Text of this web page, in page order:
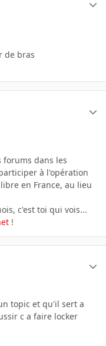
de bras
dans les
à l'opération
en France, au lieu
c'est toi qui vois...
!
topic et qu'il sert a
c a faire locker